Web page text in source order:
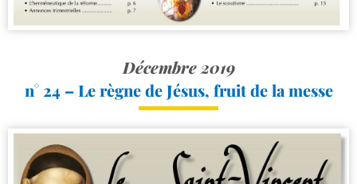
Décembre 2019
n° 24 – Le règne de Jésus, fruit de la messe